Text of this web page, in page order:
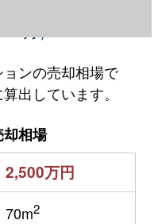
ンの売却相場で
出しています。
相場
2,500万円
70m2